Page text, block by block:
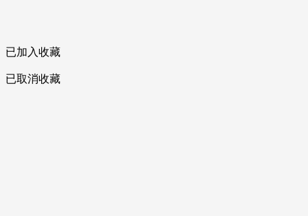
已加入收藏
已取消收藏